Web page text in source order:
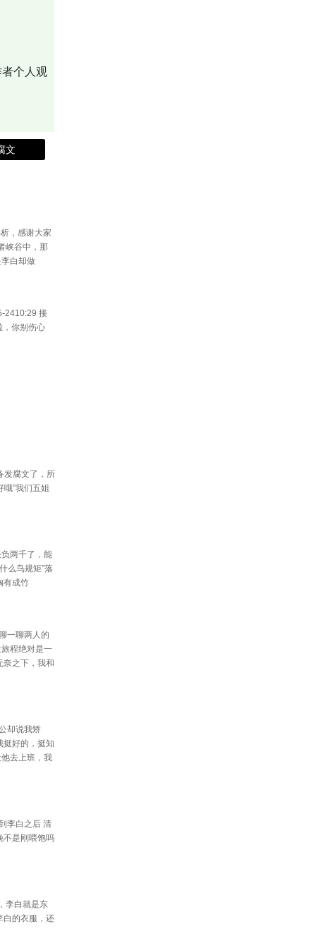
个人观
文
，感谢大家
峡谷中，那
白却做
2410:29 接
，你别伤心
发腐文了，所
”我们五姐
两千了，能
么鸟规矩”落
有成竹
一聊两人的
程绝对是一
奈之下，我和
却说我矫
挺好的，挺知
去上班，我
李白之后 清
不是刚喂饱吗
李白就是东
白的衣服，还